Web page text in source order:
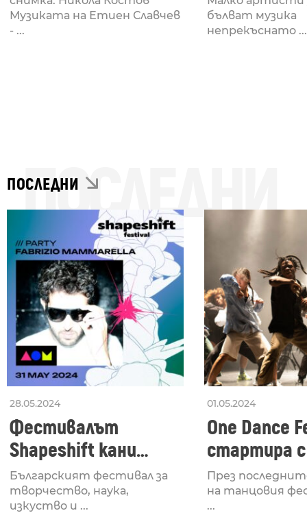
Музиката на Етиен Славчев
- ...
бълват музика
непрекъснато ...
ПОСЛЕДНИ
ПОСЛЕДНИ
28.05.2024
Фестивалът
Shapeshift кани
Fabrizio Mammarella
за откриването си
Българският фестивал за
творчество, наука,
изкуство и ...
01.05.2024
One Dance
стартира
Lucid,
рейв
През
на танцовия
...